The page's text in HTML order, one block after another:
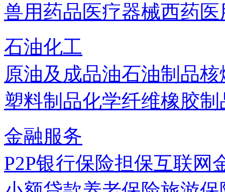
兽用药品医疗器械西药
石油化工
原油及成品油石油制品核
塑料制品化学纤维橡胶制
金融服务
P2P银行保险担保互联网